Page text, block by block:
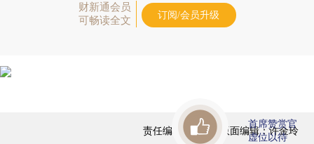
财新通会员
可畅读全文
订阅/会员升级
责任编辑：黄晨 | 版面编辑：许金玲
首席赞赏官
虚位以待